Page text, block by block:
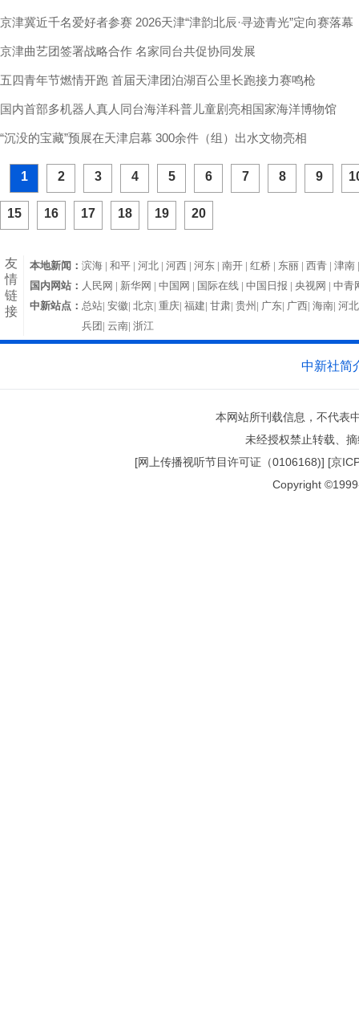
京津冀近千名爱好者参赛 2026天津“津韵北辰·寻迹青光”定向赛落幕
京津曲艺团签署战略合作 名家同台共促协同发展
五四青年节燃情开跑 首届天津团泊湖百公里长跑接力赛鸣枪
国内首部多机器人真人同台海洋科普儿童剧亮相国家海洋博物馆
“沉没的宝藏”预展在天津启幕 300余件（组）出水文物亮相
1 2 3 4 5 6 7 8 9
15 16 17 18 19 20
友
情
链
接
本地新闻： 滨海 |和平 |河北 |河西 |河东 |南开 |红桥 | 东丽 |西青 |津南
国内网站： 人民网 | 新华网 |中国网 | 国际在线 |中国日报 |央视网 |中青
中新站点： 总站|安徽|北京|重庆|福建|甘肃|贵州| 广东| 广西|海南|河
兵团|云南|浙江
中新社简
本网站所刊载信息，不代表
未经授权禁止转载、
[网上传播视听节目许可证（0106168)] [京
Copyright